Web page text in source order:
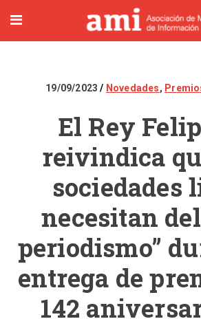
19/09/2023 Novedades,
El Rey
reivindica
sociedades
necesitan
periodismo”
entrega de
142